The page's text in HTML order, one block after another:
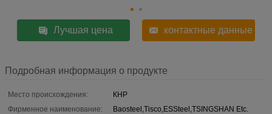
Лучшая цена контактные данные
Подробная информация о продукте
Место происхождения:
КНР
Фирменное наименование:
Baosteel,Tisco,ESSteel,TSINGSHAN Etc.